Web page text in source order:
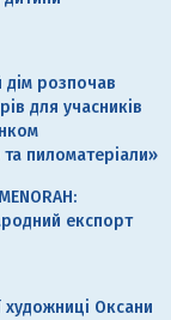
дім розпочав
для учасників
пиломатеріали»
експорт
художниці Оксани